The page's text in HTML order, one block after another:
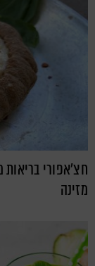
חצ'אפורי
מזינה